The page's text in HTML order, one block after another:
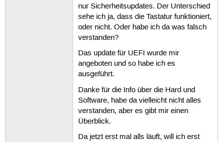
nur Sicherheitsupdates. Der Unterschied
sehe ich ja, dass die Tastatur funktioniert,
oder nicht. Oder habe ich da was falsch
verstanden?
Das update für UEFI wurde mir
angeboten und so habe ich es
ausgeführt.
Danke für die Info über die Hard und
Software, habe da vielleicht nicht alles
verstanden, aber es gibt mir einen
Überblick.
Da jetzt erst mal alls läuft, will ich erst